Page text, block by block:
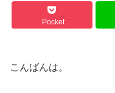
Pocket
こんばんは。